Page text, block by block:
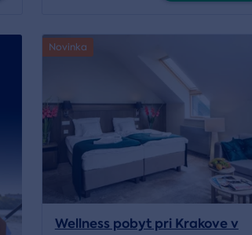
Novinka
Wellness pobyt pri Krakove v